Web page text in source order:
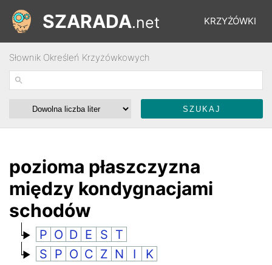
KRZYŻÓWKI
ŁAMIGŁÓWKI
SZARADA.net
Słownik Określeń Krzyżówkowych
pozioma płaszczyzna
między kondygnacjami
schodów
P O D E S T
S P O C Z N I K